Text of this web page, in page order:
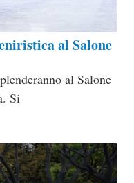
al Salone
al Salone
Si